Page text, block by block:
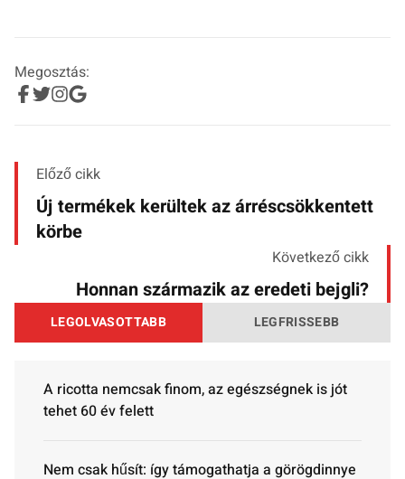
Megosztás:
Előző cikk
Új termékek kerültek az árréscsökkentett
körbe
Következő cikk
Honnan származik az eredeti bejgli?
LEGOLVASOTTABB LEGFRISSEBB
A ricotta nemcsak finom, az egészségnek is jót
tehet 60 év felett
Nem csak hűsít: így támogathatja a görögdinnye